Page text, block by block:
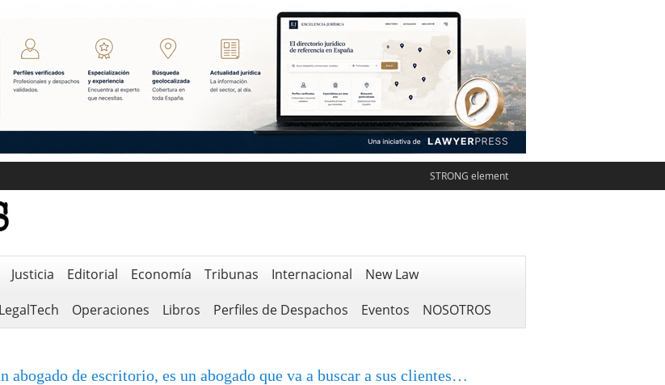
STRONG element
Justicia Editorial Economía Tribunas Internacional
New Law
LegalTech Operaciones Libros Perfiles de Despachos Eventos NOSOTROS
abogado de escritorio, es un abogado que va a buscar a sus clientes…